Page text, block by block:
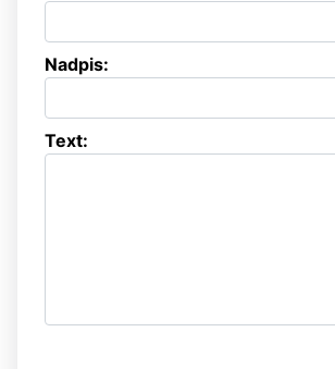
Nadpis:
Text: